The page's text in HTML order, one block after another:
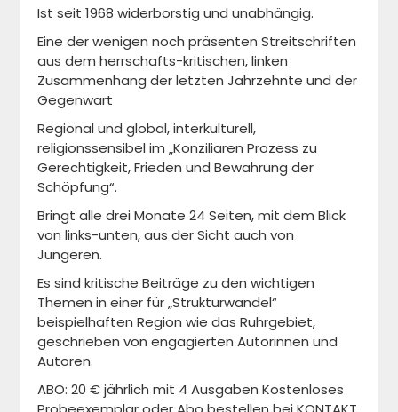
Ist seit 1968 widerborstig und unabhängig.
Eine der wenigen noch präsenten Streitschriften
aus dem herrschafts-kritischen, linken
Zusammenhang der letzten Jahrzehnte und der
Gegenwart
Regional und global, interkulturell,
religionssensibel im „Konziliaren Prozess zu
Gerechtigkeit, Frieden und Bewahrung der
Schöpfung“.
Bringt alle drei Monate 24 Seiten, mit dem Blick
von links-unten, aus der Sicht auch von
Jüngeren.
Es sind kritische Beiträge zu den wichtigen
Themen in einer für „Strukturwandel“
beispielhaften Region wie das Ruhrgebiet,
geschrieben von engagierten Autorinnen und
Autoren.
ABO: 20 € jährlich mit 4 Ausgaben Kostenloses